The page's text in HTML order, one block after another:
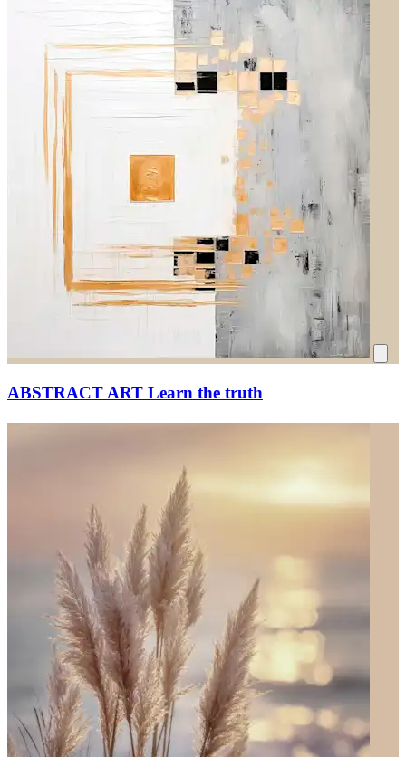
ABSTRACT ART Learn the truth